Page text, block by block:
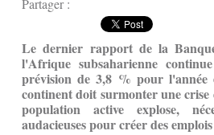
Partager :
Le dernier rapport de la
l'Afrique subsaharienne
prévision de 3,8 % pour l'année
continent doit surmonter une
population active explose,
audacieuses pour créer des